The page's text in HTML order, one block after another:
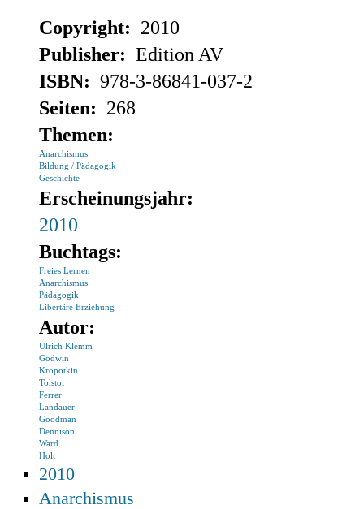
Copyright: 2010
Publisher: Edition AV
ISBN: 978-3-86841-037-2
Seiten: 268
Themen:
Anarchismus
Bildung / Pädagogik
Geschichte
Erscheinungsjahr:
2010
Buchtags:
Freies Lernen
Anarchismus
Pädagogik
Libertäre Erziehung
Autor:
Ulrich Klemm
Godwin
Kropotkin
Tolstoi
Ferrer
Landauer
Goodman
Dennison
Ward
Holt
2010
Anarchismus